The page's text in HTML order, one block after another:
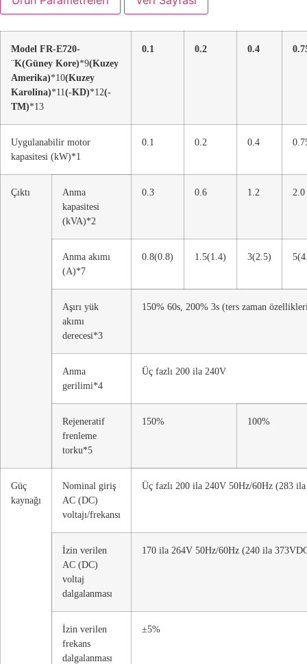
Model FR-E720-
¨K(Güney Kore)*9(Kuzey
Amerika)*10(Kuzey
Karolina)*11(-KD)*12(-
TM)*13
0.1 0.2 0.4
Uygulanabilir motor
kapasitesi (kW)*1
0.1 0.2 0.4
Çıktı
Anma
kapasitesi
(kVA)*2
0.3 0.6 1.2 2.0
Anma akımı
(A)*7
0.8(0.8) 1.5(1.4) 3(2.5)
Aşırı yük
akımı
derecesi*3
150% 60s, 200% 3s (ters zaman
Anma
gerilimi*4
Üç fazlı 200 ila 240V
Rejeneratif
frenleme
torku*5
150% 100%
Güç
kaynağı
Nominal giriş
AC (DC)
voltajı/frekansı
Üç fazlı 200 ila 240V 50Hz/60Hz (283
İzin verilen
AC (DC)
voltaj
dalgalanması
170 ila 264V 50Hz/60Hz (240 ila
İzin verilen
frekans
dalgalanması
±5%